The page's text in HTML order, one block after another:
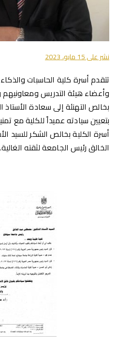
نشر على15 مايو، 2023
تتقدم أسرة كلية الحاسبات
وأعضاء هيئة التدريس ومعاونيهم
بخالص التهنئة إلى سعادة الأستاذ
بتعيين سيادته عميداً للكلية مع
أسرة الكلية بخالص الشكر للسيد
الخالق رئيس الجامعة لثقته الغالية.